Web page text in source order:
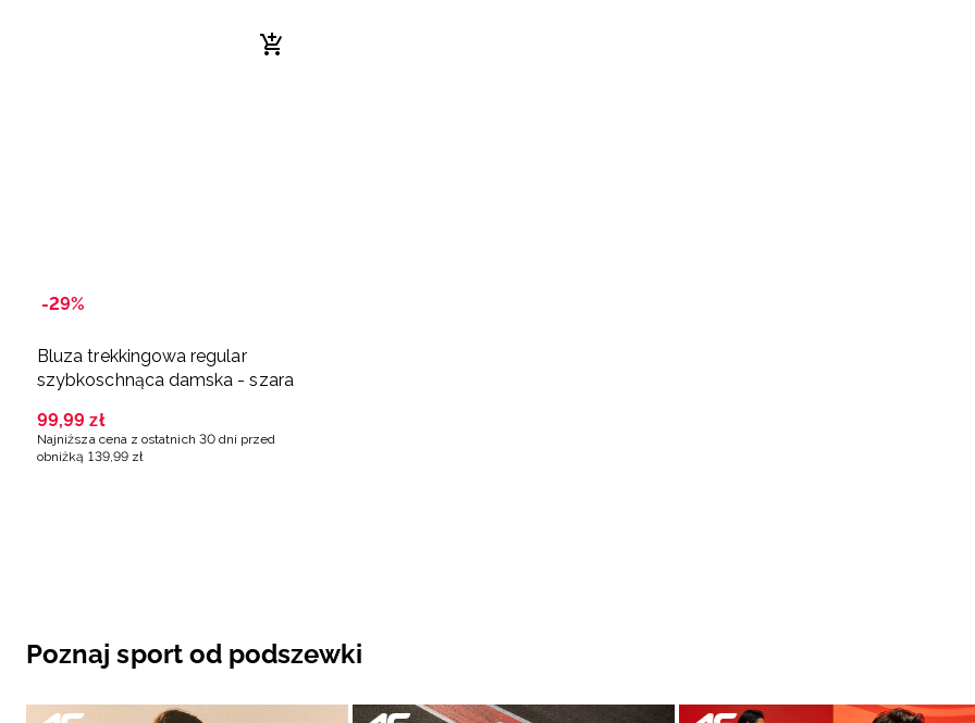
-29%
Bluza trekkingowa regular
szybkoschnąca damska - szara
99,99 zł
Najniższa cena z ostatnich 30 dni przed
obniżką 139, 99 zł
Poznaj sport od podszewki